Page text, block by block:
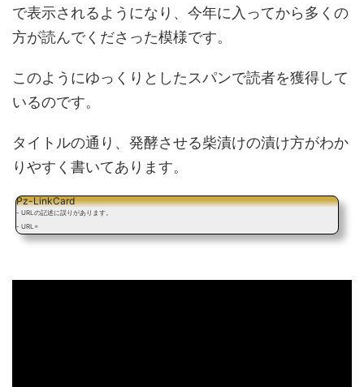
で表示されるようになり、今年に入ってから多くの
方が読んでくださった模様です。
このようにゆっくりとしたスパンで読者を獲得して
いるのです。
タイトルの通り、発酵させる柴漬けの漬け方がわか
りやすく書いてあります。
Pz-LinkCard
- URLの記述に誤りがあります。
- URL=